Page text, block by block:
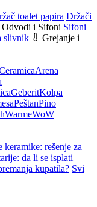
toalet papira Držači
Odvodi i Sifoni Sifoni
slivnik
Grejanje i
Arena
GeberitKolpa
PeštanPino
WarmeWoW
keramike: rešenje za
da li se isplati
kupatila? Svi